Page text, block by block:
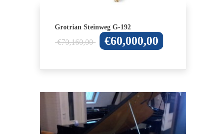
Grotrian Steinweg G-192
€70,160,00
Oorspronkelijke
prijs
€60,000,00 Huidige